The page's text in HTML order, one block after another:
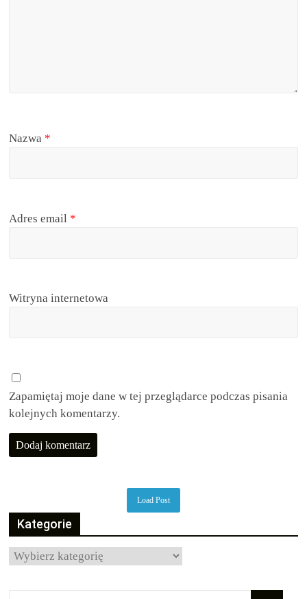
Nazwa *
Adres email *
Witryna internetowa
Zapamiętaj moje dane w tej przeglądarce podczas pisania
kolejnych komentarzy.
Load Post
Kategorie
Kategorie